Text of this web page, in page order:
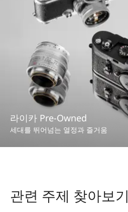
라이카 Pre-Owned
세대를 뛰어넘는 열정과 즐거움
관련 주제 찾아보기